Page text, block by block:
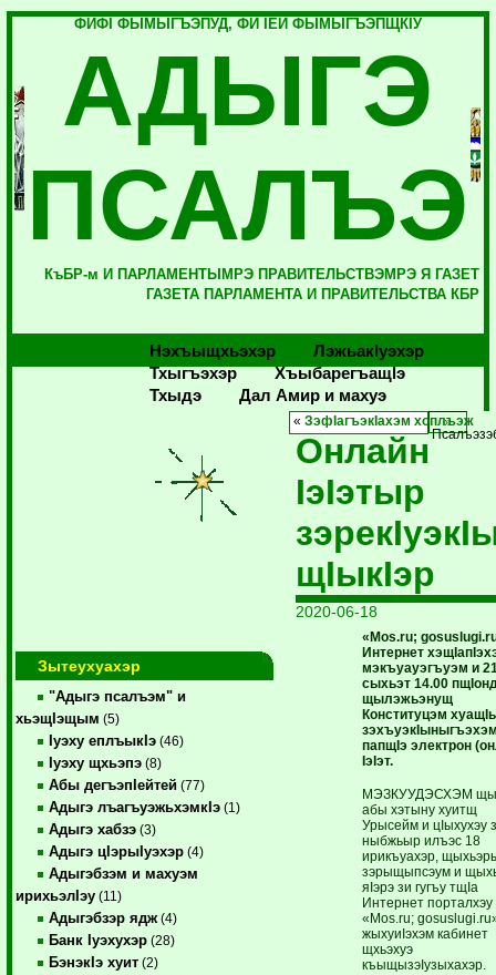
ФИФI ФЫМЫГЪЭПУД, ФИ IЕЙ ФЫМЫГЪЭПЩКIУ
АДЫГЭ
ПСАЛЪЭ
КъБР-м И ПАРЛАМЕНТЫМРЭ ПРАВИТЕЛЬСТВЭМРЭ Я ГАЗЕТ
ГАЗЕТА ПАРЛАМЕНТА И ПРАВИТЕЛЬСТВА КБР
Нэхъыщхьэхэр
Лэжьакlуэхэр
Тхыгъэхэр
Хъыбарегъащlэ
Тхыдэ
Дал Амир и махуэ
Зытеухуахэр
"Адыгэ псалъэм" и
хьэщIэщым (5)
Iуэху еплъыкIэ (46)
Iуэху щхьэпэ (8)
Абы дегъэпIейтей (77)
Адыгэ лъагъуэжьхэмкIэ (1)
Адыгэ хабзэ (3)
Адыгэ цIэрыIуэхэр (4)
Адыгэбзэм и махуэм
ирихьэлIэу (11)
Адыгэбзэр ядж (4)
Банк Iуэхухэр (28)
БэнэкIэ хуит (2)
«ЗэфIагъэкIахэм хоплъэж
Онлайн
IэIэтыр
щIыкIэр
2020-06-18
«Мos.ru;
Интернет
мэкъуауэгъуэм и
сыхьэт 14.00
щылэжьэнущ
Конституцэм
папщIэ электрон
IэIэт.
МЭЗКУУДЭСХЭМ
абы хэтыну хуитщ
Урысейм и цIыхухэу
ныбжьыр илъэс 18
ирикъуахэр,
зэрыщыпсэум и
яIэрэ зи гугъу тщIа
Интернет порталхэу
«Мos.ru;
жыхуиIэхэм кабинет
щхьэхуэ
къыщызэIузыхахэр.